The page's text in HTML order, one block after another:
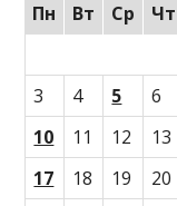
Пн
Вт Ср Чт
3
4 5 6
10
11 12 13
17
18 19 20